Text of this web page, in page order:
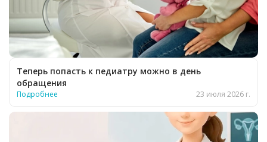
Теперь попасть к педиатру можно в день
обращения
Подробнее 23 июля 2026 г.